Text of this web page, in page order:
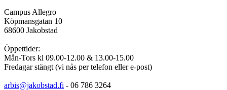
Campus Allegro
Köpmansgatan 10
68600 Jakobstad
Öppettider:
Mån-Tors kl 09.00-12.00 & 13.00-15.00
Fredagar stängt (vi nås per telefon eller e-post)
arbis@jakobstad.fi - 06 786 3264